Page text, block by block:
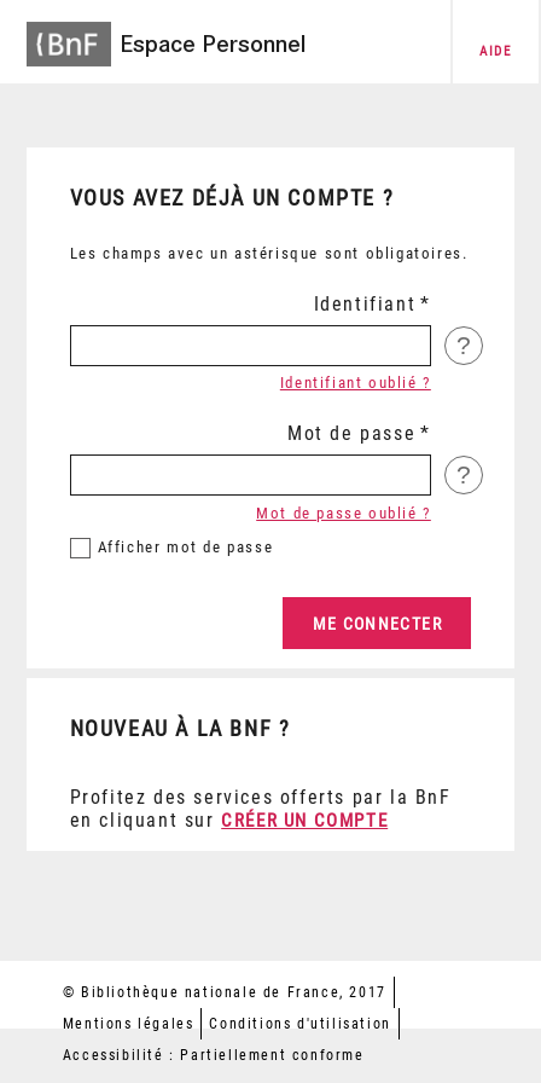
Espace Personnel AIDE
VOUS AVEZ DÉJÀ UN COMPTE ?
Les champs avec un astérisque sont obligatoires.
Identifiant
?
Identifiant oublié ?
Mot de passe
?
Afficher mot de passe
Mot de passe oublié ?
NOUVEAU À LA BNF ?
Profitez des services offerts par la BnF
en cliquant sur CRÉER UN COMPTE
© Bibliothèque nationale de France, 2017
Mentions légales
Conditions d'utilisation
Accessibilité : Partiellement conforme